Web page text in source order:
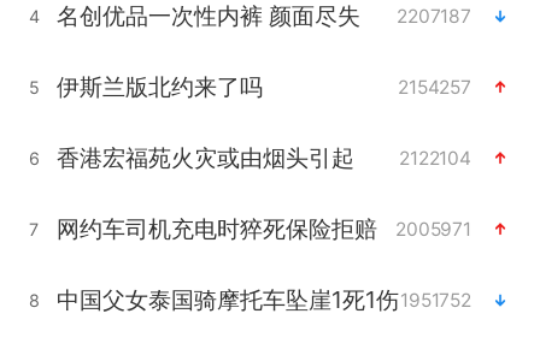
4 名创优品一次性内裤 颜面尽失 2207187
5 伊斯兰版北约来了吗 2154257
6 香港宏福苑火灾或由烟头引起 2122104
7 网约车司机充电时猝死保险拒赔 2005971
8 中国父女泰国骑摩托车坠崖1死1伤1951752